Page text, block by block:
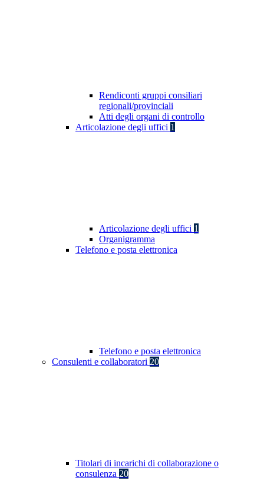
Rendiconti gruppi consiliari
regionali/provinciali
Atti degli organi di controllo
Articolazione degli uffici 1
Articolazione degli uffici 1
Organigramma
Telefono e posta elettronica
Telefono e posta elettronica
Consulenti e collaboratori 20
Titolari di incarichi di collaborazione o
consulenza 20